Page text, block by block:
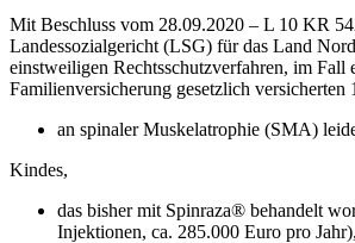
Mit Beschluss vom 28.09.2020 – L 10 KR
Landessozialgericht (LSG) für das Land
einstweiligen Rechtsschutzverfahren, im Fall
Familienversicherung gesetzlich versicherten
an spinaler Muskelatrophie (SMA)
Kindes,
das bisher mit Spinraza® behandelt
Injektionen, ca. 285.000 Euro pro Jahr),